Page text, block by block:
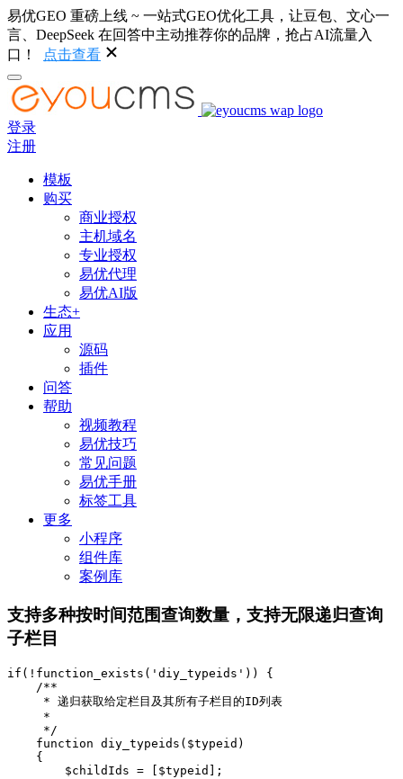
易优GEO 重磅上线 ~ 一站式GEO优化工具，让豆包、文心一
言、DeepSeek 在回答中主动推荐你的品牌，抢占AI流量入
口！
点击查看
登录
注册
模板
购买
商业授权
主机域名
专业授权
易优代理
易优AI版
生态+
应用
源码
插件
问答
帮助
视频教程
易优技巧
常见问题
易优手册
标签工具
更多
小程序
组件库
案例库
支持多种按时间范围查询数量，支持无限递归查询
子栏目
if(!function_exists('diy_typeids')) {
/**
* 递归获取给定栏目及其所有子栏目的ID列表
*
*/
function diy_typeids($typeid)
{
$childIds = [$typeid];